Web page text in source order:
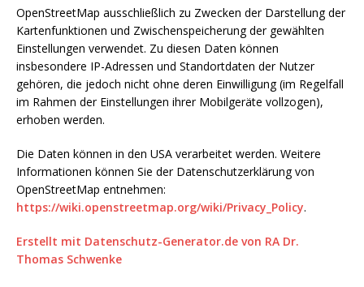
OpenStreetMap ausschließlich zu Zwecken der Darstellung der
Kartenfunktionen und Zwischenspeicherung der gewählten
Einstellungen verwendet. Zu diesen Daten können
insbesondere IP-Adressen und Standortdaten der Nutzer
gehören, die jedoch nicht ohne deren Einwilligung (im Regelfall
im Rahmen der Einstellungen ihrer Mobilgeräte vollzogen),
erhoben werden.
Die Daten können in den USA verarbeitet werden. Weitere
Informationen können Sie der Datenschutzerklärung von
OpenStreetMap entnehmen:
https://wiki.openstreetmap.org/wiki/Privacy_Policy.
Erstellt mit Datenschutz-Generator.de von RA Dr.
Thomas Schwenke